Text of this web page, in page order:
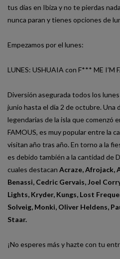
tus días en Ibiza y no te pierdas
nunca paran y tienes opciones de
Empezamos por el lunes:
LUNES: USHUAIA con F*** ME I’M
Diversión asegurada todos los
junio hasta el día 2 de octubre. Una
legendarias de la isla que comenzó
FAMOUS, es muy popular entre la
visitan año tras año. En torno a la
es debido también a la cantidad de
cuales destacan Acraze, Afrojack,
Benassi, Cedric Gervais, Joel
Lights, Kryder, Kungs, Lost
Solveig, Monki, Oliver Heldens,
Staar.
¡No esperes más y hazte con tu